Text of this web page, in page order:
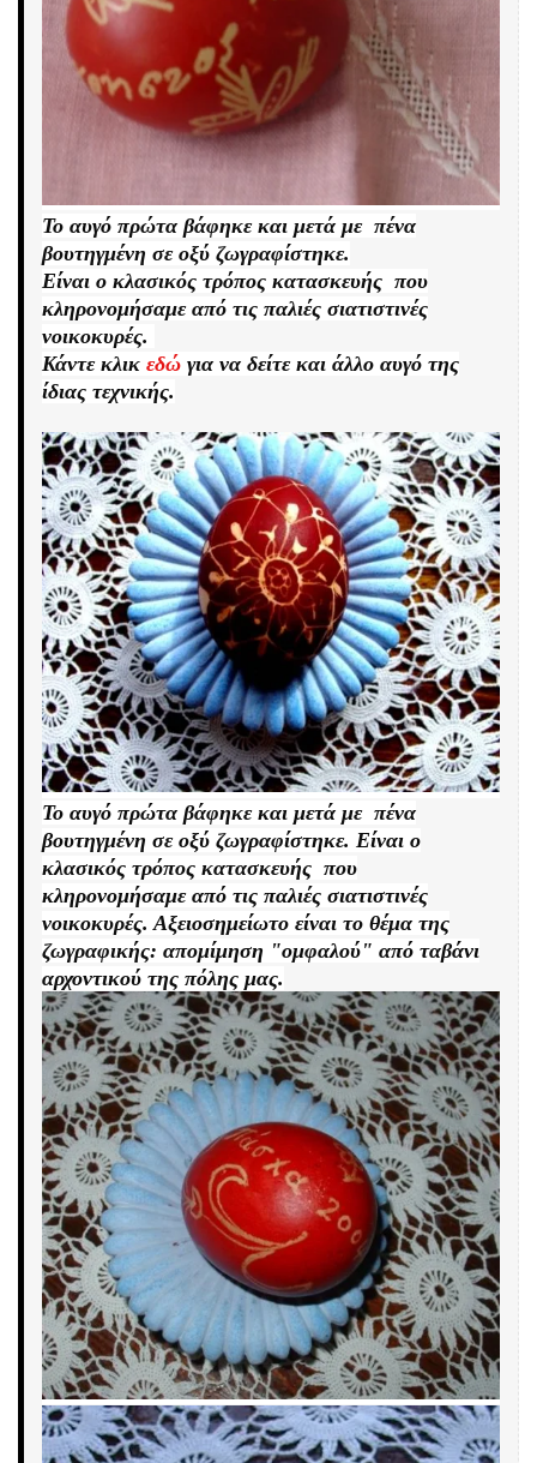
Το αυγό πρώτα βάφηκε και μετά με πένα
βουτηγμένη σε οξύ ζωγραφίστηκε.
Είναι ο κλασικός τρόπος κατασκευής που
κληρονομήσαμε από τις παλιές σιατιστινές
νοικοκυρές.
Κάντε κλικ εδώ για να δείτε και άλλο αυγό της
ίδιας τεχνικής.
Το αυγό πρώτα βάφηκε και μετά με πένα
βουτηγμένη σε οξύ ζωγραφίστηκε. Είναι ο
κλασικός τρόπος κατασκευής που
κληρονομήσαμε από τις παλιές σιατιστινές
νοικοκυρές. Αξειοσημείωτο είναι το θέμα της
ζωγραφικής: απομίμηση "ομφαλού" από ταβάνι
αρχοντικού της πόλης μας.